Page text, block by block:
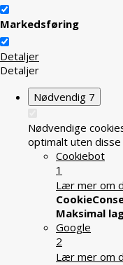
Markedsføring
Detaljer
Detaljer
Nødvendig 7
Nødvendige
optimalt uten
Cookiebot
1
Lær mer om
Maksimal
Google
2
Lær mer om